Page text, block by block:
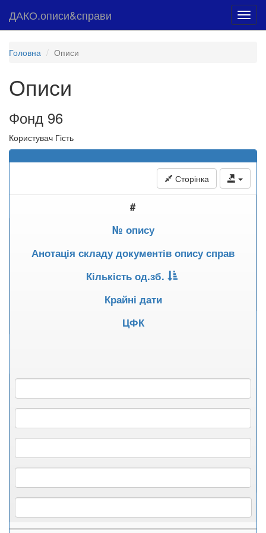
ДАКО.описи&справи
Головна Описи
Описи
Фонд 96
Користувач Гість
Сторінка
#
№ опису
Анотація складу документів опису справ
Кількість од.зб.
Крайні дати
ЦФК